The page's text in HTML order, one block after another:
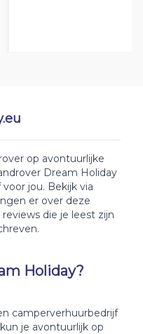
op avontuurlijke
Dream Holiday
jou. Bekijk via
er over deze
die je leest zijn
Holiday?
camperverhuurbedrijf
je avontuurlijk op